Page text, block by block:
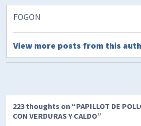
FOGON
View more posts from this
223 thoughts on “PAPILLOT DE
CON VERDURAS Y CALDO”